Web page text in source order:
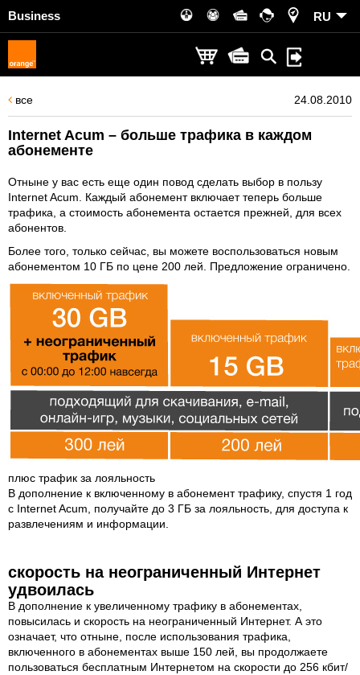
Business RU
все 24.08.2010
Internet Acum – больше трафика в каждом
абонементе
Отныне у вас есть еще один повод сделать выбор в пользу
Internet Acum. Каждый абонемент включает теперь больше
трафика, а стоимость абонемента остается прежней, для всех
абонентов.
Более того, только сейчас, вы можете воспользоваться новым
абонементом 10 ГБ по цене 200 лей. Предложение ограничено.
плюс трафик за лояльность
В дополнение к включенному в абонемент трафику, спустя 1 год
с Internet Acum, получайте до 3 ГБ за лояльность, для доступа к
развлечениям и информации.
скорость на неограниченный Интернет
удвоилась
В дополнение к увеличенному трафику в абонементах,
повысилась и скорость на неограниченный Интернет. А это
означает, что отныне, после использования трафика,
включенного в абонементах выше 150 лей, вы продолжаете
пользоваться бесплатным Интернетом на скорости до 256 кбит/